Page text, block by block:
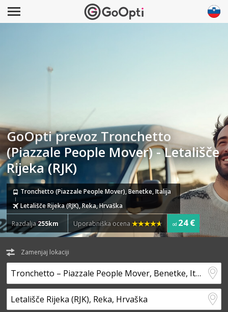
GoOpti prevoz Tronchetto
(Piazzale People Mover) - Letališče
Rijeka (RJK)
Tronchetto (Piazzale People Mover), Benetke, Italija
Letališče Rijeka (RJK), Reka, Hrvaška
Razdalja255km Uporabniška ocena od 24 €
Zamenjaj lokaciji